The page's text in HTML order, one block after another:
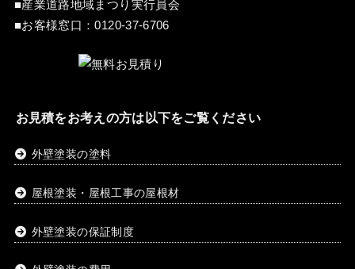
■産業道路地域まつり実行員会
■お客様窓口：0120-37-6706
お見積をお考えの方は以下をご覧ください
外壁塗装の塗料
屋根塗装・屋根工事の屋根材
外壁塗装の保証制度